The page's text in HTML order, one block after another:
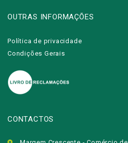
OUTRAS INFORMAÇÕES
Política de privacidade
Condições Gerais
CONTACTOS